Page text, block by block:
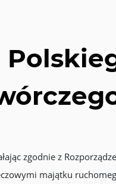
zgodnie z
majątku